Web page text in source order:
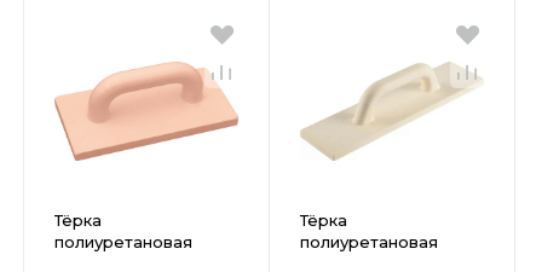
Тёрка
полиуретановая
Тёрка
полиуретановая